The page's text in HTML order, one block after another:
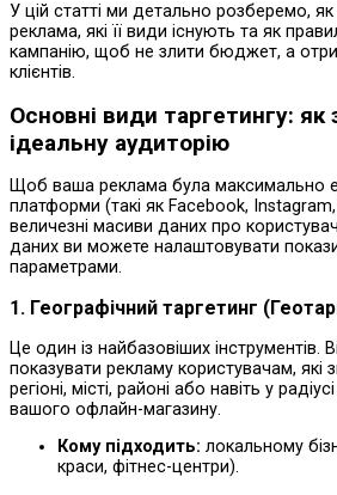
У цій статті ми детально розберемо,
реклама, які її види існують та як
кампанію, щоб не злити бюджет, а
клієнтів.
Основні види таргетингу:
ідеальну аудиторію
Щоб ваша реклама була максимально
платформи (такі як Facebook,
величезні масиви даних про
даних ви можете налаштовувати
параметрами.
1. Географічний таргетинг
Це один із найбазовіших інструментів.
показувати рекламу користувачам, які
регіоні, місті, районі або навіть у
вашого офлайн-магазину.
Кому підходить: локальному
краси, фітнес-центри).